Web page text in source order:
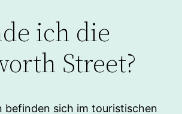
ich die
Street?
befinden sich im touristischen